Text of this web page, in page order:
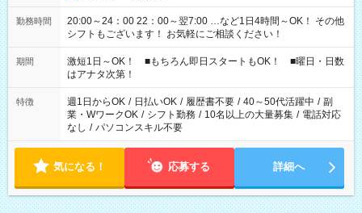
勤務時間
20:00～24：00 22：00～翌7:00 …など1日4時間～OK！ その他
シフトもございます！ お気軽にご相談ください！
期間
激短1日～OK！ ■もちろん即日スタートもOK！ ■曜日・日数
はアナタ次第！
特徴 週1日からOK / 日払いOK / 履歴書不要 / 40～50代活躍中 / 副
業・WワークOK / シフト勤務 / 10名以上の大量募集 / 電話対応
なし / パソコンスキル不要
気になる！ 応募する 詳細へ